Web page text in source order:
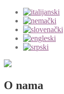
O nama